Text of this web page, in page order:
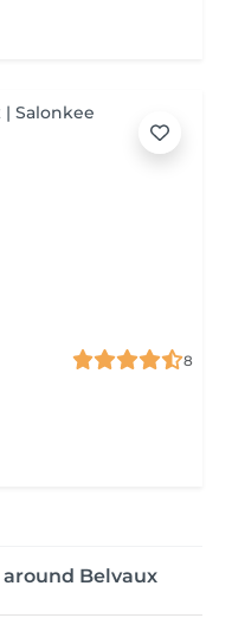
8
Belvaux